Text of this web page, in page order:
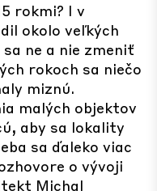
rokmi? I v
okolo veľkých
ne a nie zmeniť
rokoch sa niečo
miznú.
malých objektov
aby sa lokality
sa ďaleko viac
o vývoji
Michal